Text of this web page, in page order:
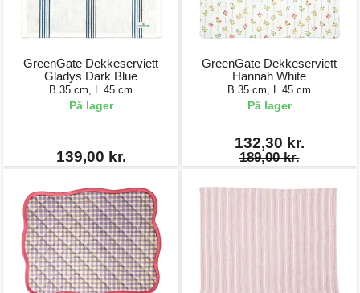
GreenGate Dekkeserviett
Gladys Dark Blue
B 35 cm, L 45 cm
På lager
139,00 kr.
GreenGate Dekkeserviett
Hannah White
B 35 cm, L 45 cm
På lager
132,30 kr.
189,00 kr.